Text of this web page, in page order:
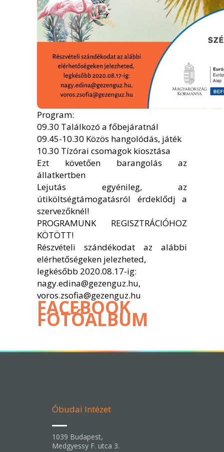
Program:
09.30 Találkozó a főbejáratnál
09.45-10.30 Közös hangolódás, játék
10.30 Tízórai csomagok kiosztása
Ezt követően barangolás az
állatkertben
Lejutás egyénileg, az
útiköltségtámogatásról érdeklődj a
szervezőknél!
PROGRAMUNK REGISZTRÁCIÓHOZ
KÖTÖTT!
Részvételi szándékodat az alábbi
elérhetőségeken jelezheted,
legkésőbb 2020.08.17-ig:
nagy.edina@gezenguz.hu,
voros.zsofia@gezenguz.hu
FACEBOOK
FOTÓALBUM
Óbudai Intézet
1039 Budapest,
Medgyessy F. utca 3.